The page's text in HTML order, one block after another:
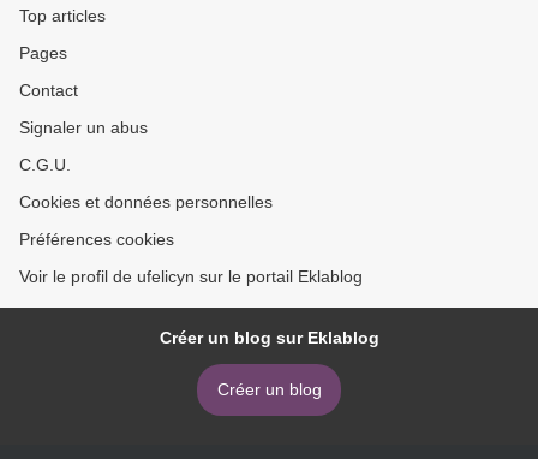
Top articles
Pages
Contact
Signaler un abus
C.G.U.
Cookies et données personnelles
Préférences cookies
Voir le profil de ufelicyn sur le portail Eklablog
Créer un blog sur Eklablog
Créer un blog